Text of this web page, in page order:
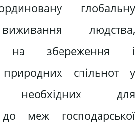
глобальну
людства,
на збереження і
природних спільнот у
необхідних для
меж господарської